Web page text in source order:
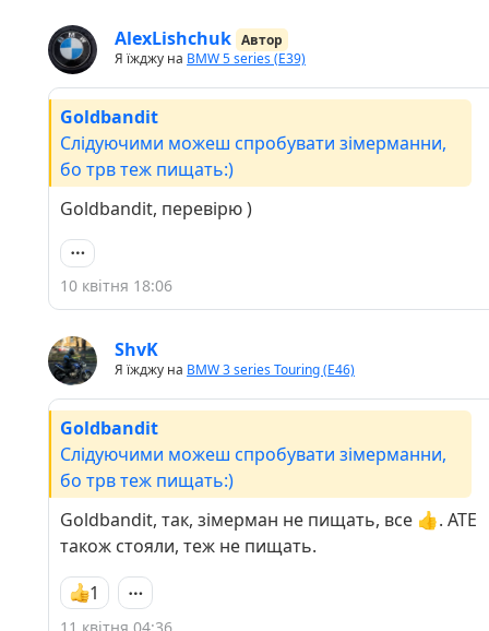
AlexLishchuk Автор
Я їжджу на BMW 5 series (E39)
Goldbandit
Слідуючими можеш спробувати зімерманни,
бо трв теж пищать:)
Goldbandit, перевірю )
10 квітня 18:06
ShvK
Я їжджу на BMW 3 series Touring (E46)
Goldbandit
Слідуючими можеш спробувати зімерманни,
бо трв теж пищать:)
Goldbandit, так, зімерман не пищать, все 👍. АТЕ
також стояли, теж не пищать.
1